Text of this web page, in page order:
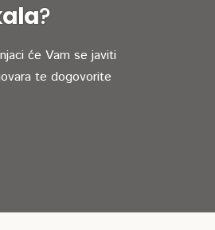
?
će Vam se javiti
te dogovorite